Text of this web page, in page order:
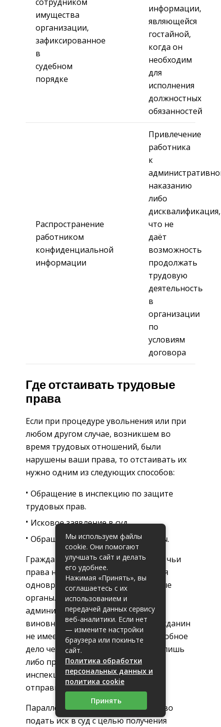
имущества
организации,
зафиксированное
в
судебном
порядке
информации,
являющейся
гостайной,
когда он
необходим
для
исполнения
должностных
обязанностей
Распространение
работником
конфиденциальной
информации
Привлечение
работника
к
наказанию
либо
дисквалификация,
что не
даёт
возможность
продолжать
трудовую
деятельность
в
организации
по
условиям
договора
Где отстаивать трудовые
права
Если при процедуре увольнения или при
любом другом случае, возникшем во
время трудовых отношений, были
нарушены ваши права, то отстаивать их
нужно одним из следующих способов:
Обращение в инспекцию по защите
трудовых прав.
Исковое заявление в суд.
Обращение в органы прокуратуры.
Гражданин Российской Федерации, чьи
права нарушены, может обратиться
одновременно во все компетентные
органы. Предусмотрено
административное наказание для
виновного лица. Но сам лично гражданин
не имеет права инициировать подобное
дело через суд. Это может сделать лишь
либо прокуратура, либо трудовая
инспекция. Для этого необходимо
отправить жалобу в эти структуры.
Параллельно сотрудник имеет право
подать иск в суд с целью получения
Мы используем файлы
cookie. Они помогают
улучшать сайт и делать
его удобнее.
Нажимая «Принять», вы
соглашаетесь с их
использованием и
передачей данных сервису
веб-аналитики. Если нет
— измените настройки
браузера или покиньте
сайт.
Политика обработки
персональных данных и
политика cookie
Принять